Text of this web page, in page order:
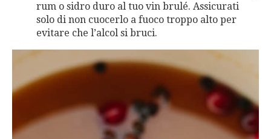
rum o sidro duro al tuo vin brulé. Assicurati
solo di non cuocerlo a fuoco troppo alto per
evitare che l’alcol si bruci.